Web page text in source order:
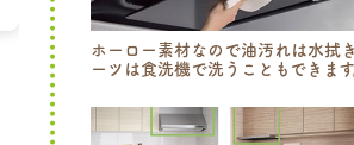
ホーロー素材なので油汚れは水拭
ーツは食洗機で洗うこともできます